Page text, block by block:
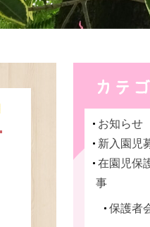
お知らせ
新入園児
在園児保
事
保護者